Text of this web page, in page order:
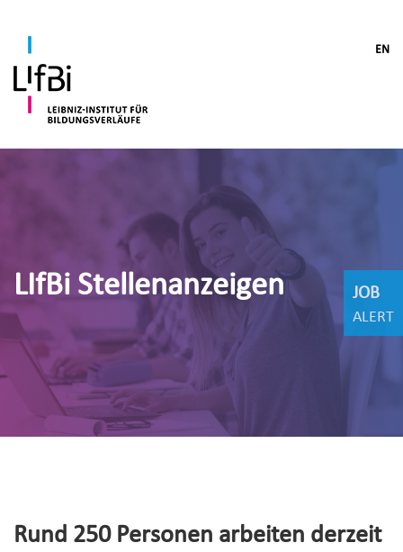
EN
LIfBi Stellenanzeigen
Rund 250 Personen arbeiten derzeit
JOB
ALERT